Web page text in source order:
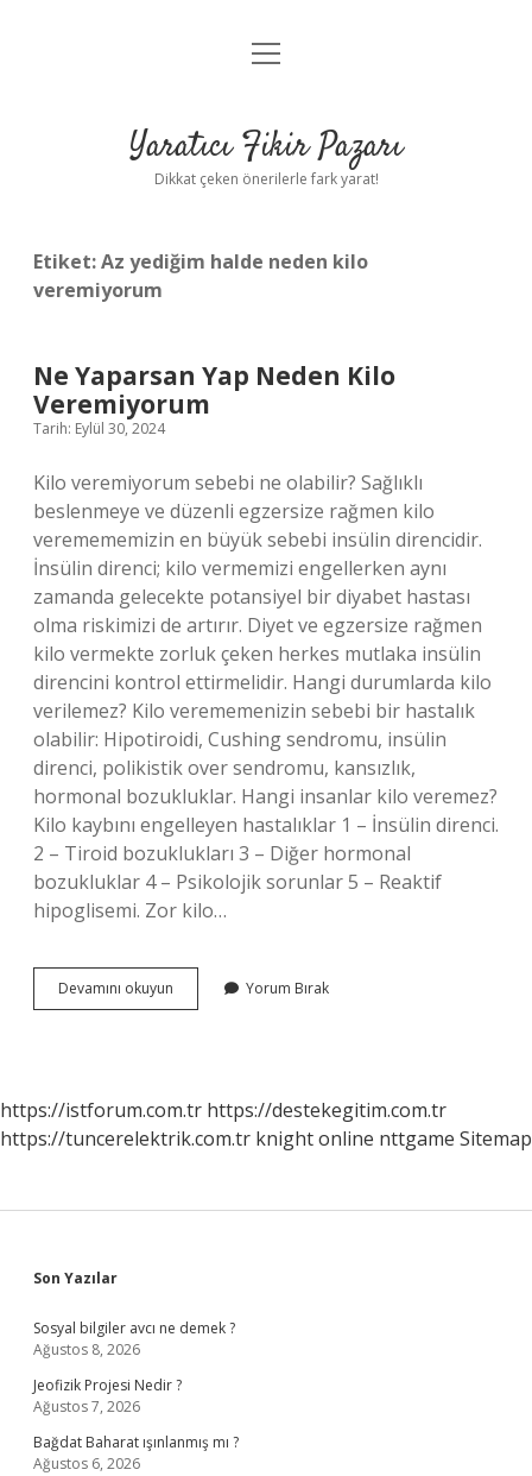
Anasayfa
Yasal Uyarı
menüyü
Yaratıcı Fikir Pazarı
Dikkat çeken önerilerle fark yarat!
Etiket:Az yediğim halde neden kilo
veremiyorum
Ne Yaparsan Yap Neden Kilo
Veremiyorum
Tarih: Eylül 30, 2024
Kilo veremiyorum sebebi ne olabilir? Sağlıklı
beslenmeye ve düzenli egzersize rağmen kilo
veremememizin en büyük sebebi insülin direncidir.
İnsülin direnci; kilo vermemizi engellerken aynı
zamanda gelecekte potansiyel bir diyabet hastası
olma riskimizi de artırır. Diyet ve egzersize rağmen
kilo vermekte zorluk çeken herkes mutlaka insülin
direncini kontrol ettirmelidir. Hangi durumlarda kilo
verilemez? Kilo verememenizin sebebi bir hastalık
olabilir: Hipotiroidi, Cushing sendromu, insülin
direnci, polikistik over sendromu, kansızlık,
hormonal bozukluklar. Hangi insanlar kilo veremez?
Kilo kaybını engelleyen hastalıklar 1 – İnsülin direnci.
2 – Tiroid bozuklukları 3 – Diğer hormonal
bozukluklar 4 – Psikolojik sorunlar 5 – Reaktif
hipoglisemi. Zor kilo…
Devamını okuyun
Yaparsan
Yorum Bırak
https://istforum.com.tr https://destekegitim.com.tr
https://tuncerelektrik.com.tr knight online nttgame Sitemap
Sidebar
Son Yazılar
Sosyal bilgiler avcı ne demek ?
Ağustos 8, 2026
Jeofizik Projesi Nedir ?
Ağustos 7, 2026
Bağdat Baharat ışınlanmış mı ?
Ağustos 6, 2026